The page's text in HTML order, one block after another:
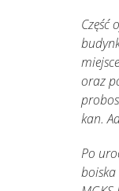
Część
oraz
kan.
Po
boiska